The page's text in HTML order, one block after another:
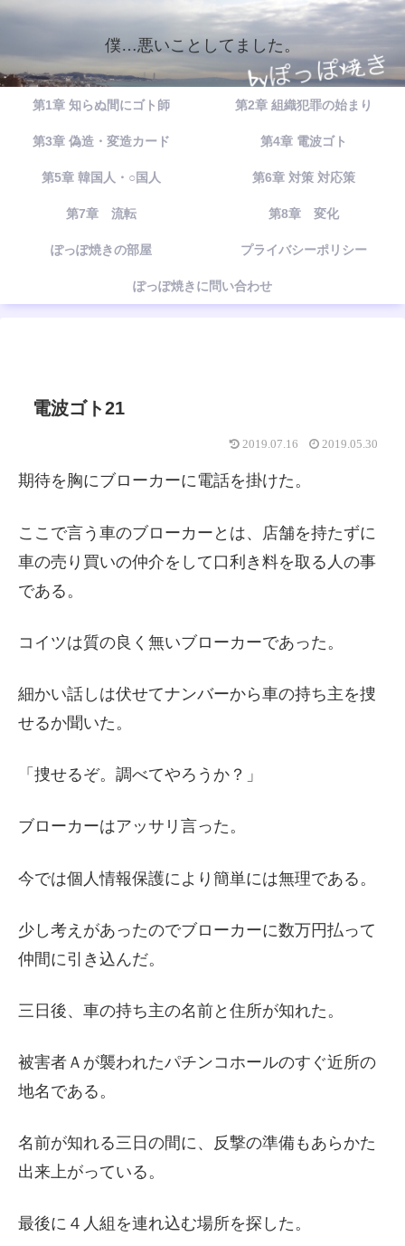
僕…悪いことしてました。
第1章 知らぬ間にゴト師 第2章 組織犯罪の始まり
第3章 偽造・変造カード 第4章 電波ゴト
第5章 韓国人・○国人 第6章 対策 対応策
第7章 流転 第8章 変化
ぽっぽ焼きの部屋 プライバシーポリシー
ぽっぽ焼きに問い合わせ
電波ゴト21
2019.07.16 2019.05.30
期待を胸にブローカーに電話を掛けた。
ここで言う車のブローカーとは、店舗を持たずに
車の売り買いの仲介をして口利き料を取る人の事
である。
コイツは質の良く無いブローカーであった。
細かい話しは伏せてナンバーから車の持ち主を捜
せるか聞いた。
「捜せるぞ。調べてやろうか？」
ブローカーはアッサリ言った。
今では個人情報保護により簡単には無理である。
少し考えがあったのでブローカーに数万円払って
仲間に引き込んだ。
三日後、車の持ち主の名前と住所が知れた。
被害者Ａが襲われたパチンコホールのすぐ近所の
地名である。
名前が知れる三日の間に、反撃の準備もあらかた
出来上がっている。
最後に４人組を連れ込む場所を探した。